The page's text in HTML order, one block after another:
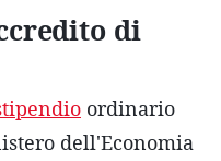
di
ordinario
dell'Economia